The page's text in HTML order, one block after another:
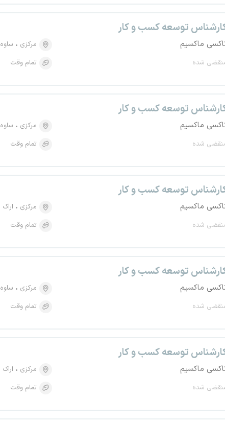
توسعه کسب و کار
ماکسیم
شده
مرکزی
ساوه
تمام وقت
توسعه کسب و کار
ماکسیم
شده
مرکزی
ساوه
تمام وقت
توسعه کسب و کار
ماکسیم
شده
مرکزی
اراک
تمام وقت
توسعه کسب و کار
ماکسیم
شده
مرکزی
ساوه
تمام وقت
توسعه کسب و کار
ماکسیم
شده
مرکزی
اراک
تمام وقت